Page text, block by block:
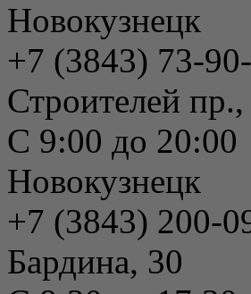
Новокузнецк
+7 (3843) 73-
Строителей
С 9:00 до 20:00
Новокузнецк
+7 (3843) 200-
Бардина, 30